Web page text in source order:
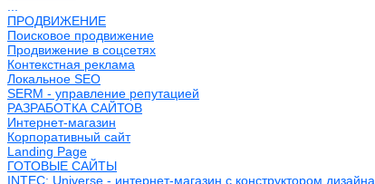
ПРОДВИЖЕНИЕ
Поисковое продвижение
Продвижение в соцсетях
Контекстная реклама
Локальное SEO
SERM - управление репутацией
РАЗРАБОТКА САЙТОВ
Интернет-магазин
Корпоративный сайт
Landing Page
ГОТОВЫЕ САЙТЫ
INTEC: Universe - интернет-магазин с конструктором дизайна